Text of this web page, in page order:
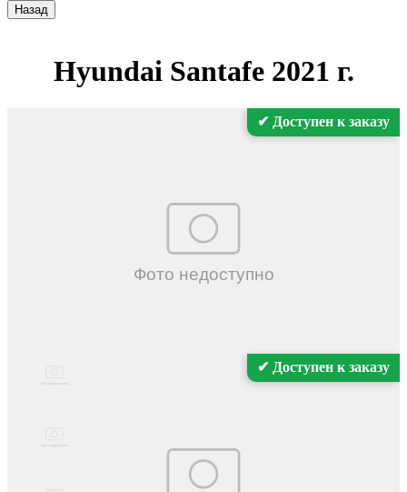
Назад
Hyundai Santafe 2021 г.
✔ Доступен к заказу
✔ Доступен к заказу